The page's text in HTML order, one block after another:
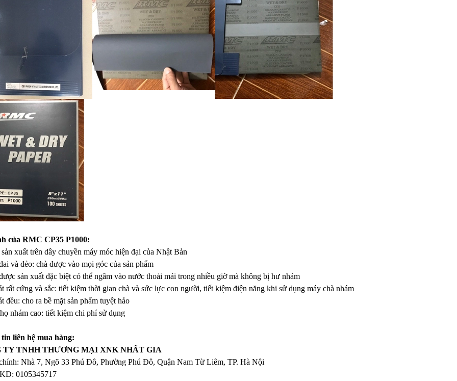
của RMC CP35 P1000:
xuất trên dây chuyền máy móc hiện đại của Nhật Bản
và dẻo: chà được vào mọi góc của sản phẩm
sản xuất đặc biệt có thể ngâm vào nước thoải mái trong nhiều giờ mà không bị hư nhám
rất cứng và sắc: tiết kiệm thời gian chà và sức lực con người, tiết kiệm điện năng khi sử dụng máy chà nhám
đều: cho ra bề mặt sản phẩm tuyệt hảo
nhám cao: tiết kiệm chi phí sử dụng
liên hệ mua hàng:
TY TNHH THƯƠNG MẠI XNK NHẤT GIA
Nhà 7, Ngõ 33 Phú Đô, Phường Phú Đô, Quận Nam Từ Liêm, TP. Hà Nội
0105345717